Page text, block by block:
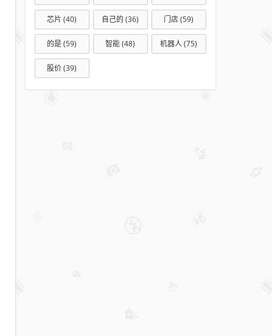
芯片 (40) 自己的 (36) 门店(59)
的是(59) 智能(48) 机器人(75)
股价(39)